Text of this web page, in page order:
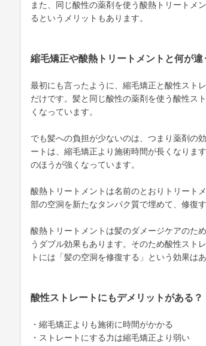
また、同じ酸性の薬剤を使う酸熱トリートメ
るというメリットもあります。
縮毛矯正や酸熱トリートメントと何が違
最初にも言ったように、縮毛矯正と酸性スト
だけです。髪と同じ酸性の薬剤を使う酸性ス
くなっています。
でも髪への負担が少ないのは、つまり薬剤の
ートは、縮毛矯正より施術時間が長くなりま
のほうが強くなっています。
酸熱トリートメントは名前のとおりトリート
部の空洞を新たなタンパク質で埋めて、修復
酸熱トリートメントは髪のダメージケアのた
うダブル効果もあります。そのため酸性スト
トには「髪の空洞を修復する」という効果はあ
酸性ストレートにもデメリットがある？
・縮毛矯正よりも施術に時間がかかる
・ストレートにする力は縮毛矯正より弱い